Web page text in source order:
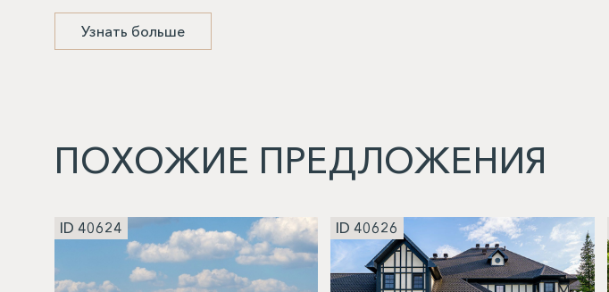
Узнать больше
ПОХОЖИЕ ПРЕДЛОЖЕНИЯ
ID 40624 ID 40626